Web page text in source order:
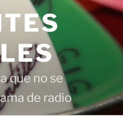
que no se
de radio